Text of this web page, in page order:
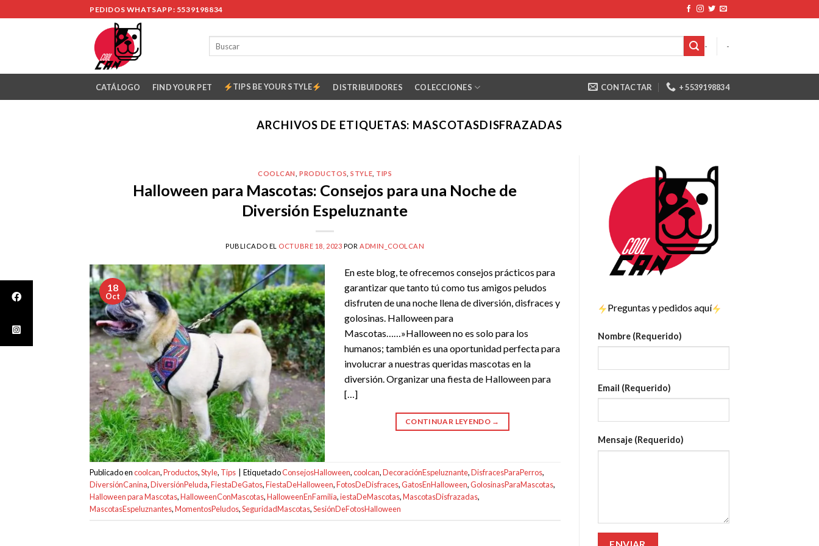
to
PEDIDOS WHATSAPP: 5539198834
- -
CATÁLOGO FIND YOUR PET TIPS BE YOUR STYLE DISTRIBUIDORES COLECCIONES CONTACTAR + 5539198834
ARCHIVOS DE ETIQUETAS: MASCOTASDISFRAZADAS
COOLCAN ,PRODUCTOS ,STYLE TIPS
Halloween para Mascotas: Consejos para una Noche de
Diversión Espeluznante
PUBLICADO EL OCTUBRE 18, 2023 PORADMIN_COOLCAN
18
Oct
En este blog, te ofrecemos consejos prácticos para
garantizar que tanto tú como tus amigos peludos
disfruten de una noche llena de diversión, disfraces y
golosinas. Halloween para
Mascotas……»Halloween no es solo para los
humanos; también es una oportunidad perfecta para
involucrar a nuestras queridas mascotas en la
diversión. Organizar una fiesta de Halloween para
[…]
CONTINUAR LEYENDO →
Publicado encoolcan,Productos,Style, Tips EtiquetadoConsejosHalloween,coolcan,DecoraciónEspeluznante,DisfracesParaPerros,
DiversiónCanina,DiversiónPeluda,FiestaDeGatos,FiestaDeHalloween,FotosDeDisfraces,GatosEnHalloween,GolosinasParaMascotas,
Halloween para Mascotas,HalloweenConMascotas,HalloweenEnFamilia,iestaDeMascotas,MascotasDisfrazadas,
MascotasEspeluznantes,MomentosPeludos,SeguridadMascotas,SesiónDeFotosHalloween
Preguntas y pedidos aquí
Nombre (Requerido)
Email (Requerido)
Mensaje (Requerido)